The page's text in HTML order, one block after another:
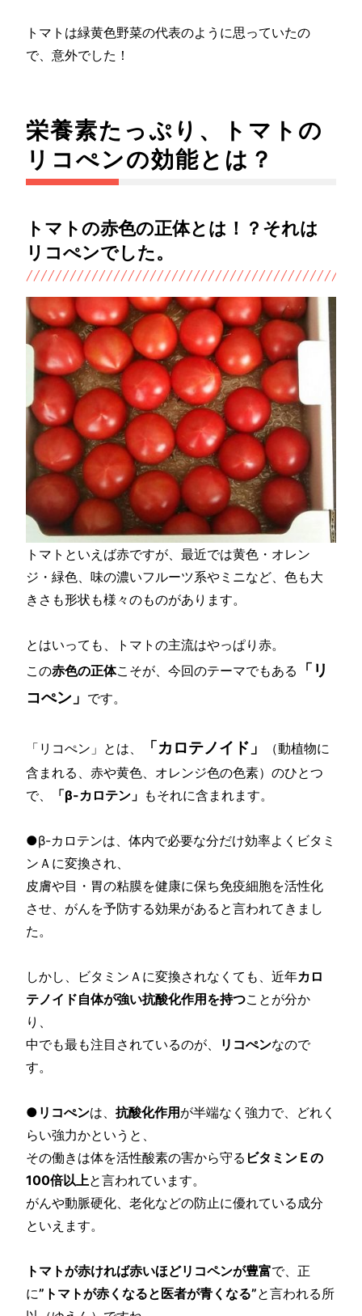
トマトは緑黄色野菜の代表のように思っていたの
で、意外でした！
栄養素たっぷり、トマトの
リコぺンの効能とは？
トマトの赤色の正体とは！？それは
リコぺンでした。
トマトといえば赤ですが、最近では黄色・オレン
ジ・緑色、味の濃いフルーツ系やミニなど、色も大
きさも形状も様々のものがあります。
とはいっても、トマトの主流はやっぱり赤。
この赤色の正体こそが、今回のテーマでもある
「リ
コぺン」 です。
「リコぺン」とは、 「カロテノイド」
（動植物に
含まれる、赤や黄色、オレンジ色の色素）のひとつ
で、
「β-カロテン」 もそれに含まれます。
●β-カロテンは、体内で必要な分だけ効率よくビタミ
ンＡに変換され、
皮膚や目・胃の粘膜を健康に保ち免疫細胞を活性化
させ、がんを予防する効果があると言われてきまし
た。
しかし、ビタミンＡに変換されなくても、近年カロ
テノイド自体が強い抗酸化作用を持つことが分か
り、
中でも最も注目されているのが、
リコぺンなので
す。
● リコぺンは、抗酸化作用が半端なく強力で、どれく
らい強力かというと、
その働きは体を活性酸素の害から守る ビタミンＥの
100倍以上と言われています。
がんや動脈硬化、老化などの防止に優れている成分
といえます。
トマトが赤ければ赤いほどリコペンが豊富で、正
に”トマトが赤くなると医者が青くなる”と言われる所